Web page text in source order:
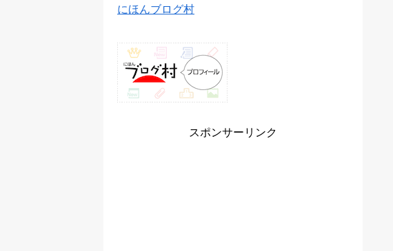
にほんブログ村
スポンサーリンク